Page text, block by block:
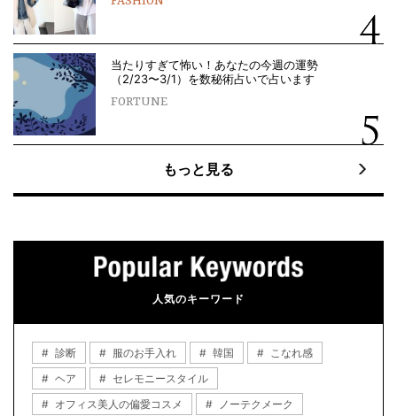
当たりすぎて怖い！あなたの今週の運勢
（2/23〜3/1）を数秘術占いで占います
FORTUNE
もっと見る
人気のキーワード
診断 服のお手入れ 韓国
こなれ感
ヘア
セレモニースタイル
オフィス美人の偏愛コスメ
ノーテクメーク